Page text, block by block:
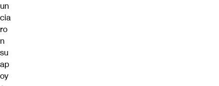
un
cia
ro
n
su
ap
oy